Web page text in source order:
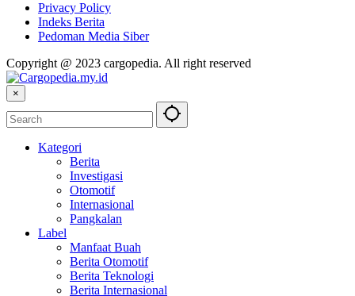
Privacy Policy
Indeks Berita
Pedoman Media Siber
Copyright @ 2023 cargopedia. All right reserved
×
Kategori
Berita
Investigasi
Otomotif
Internasional
Pangkalan
Label
Manfaat Buah
Berita Otomotif
Berita Teknologi
Berita Internasional